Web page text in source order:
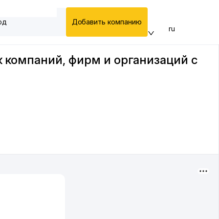
Добавить компанию
ru
компаний, фирм и организаций с